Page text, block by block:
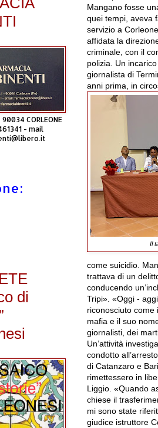
Mangano fosse
quei tempi, aveva
servizio a Corleone
affidata la
criminale con il
polizia. Un
giornalista di
anni prima, in
Il
come suicidio .
trattava di un
conducendo
Tripi». «Oggi -
riconosciuto come
mafia e il suo
giornalisti , dei
Un’attività
condotto
di Catanzaro e Bari
rimettessero in
Liggio. «Quando
chiese il
mi sono state
giudice istruttore
CORLEONE
- mail
di